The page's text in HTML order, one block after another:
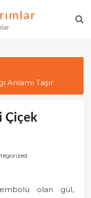
Anlamı Taşır
Çiçek
olan gül,